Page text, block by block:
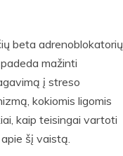
beta adrenoblokatorių
mažinti
į streso
kokiomis ligomis
kaip teisingai vartoti
šį vaistą.